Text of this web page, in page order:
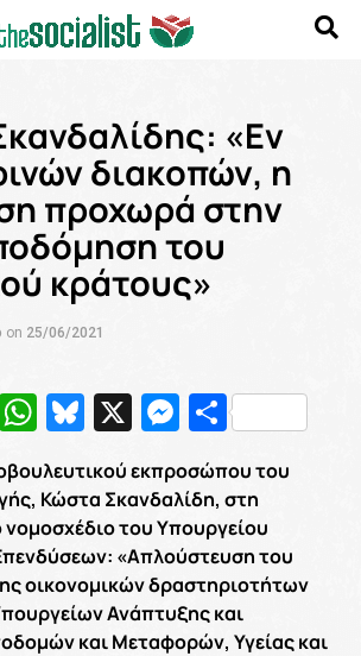
«Eν
διακοπών, η
προχωρά στην
του
κράτους»
on 25/06/2021
WhatsApp
Bluesky
X
εκπροσώπου του
Κώστα Σκανδαλίδη, στη
νομοσχέδιο του Υπουργείου
«Απλούστευση του
οικονομικών δραστηριοτήτων
Ανάπτυξης και
και Μεταφορών, Υγείας και